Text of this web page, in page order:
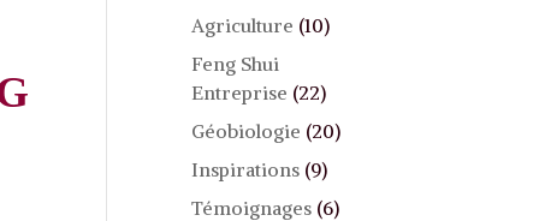
Agriculture (10)
Feng Shui
Entreprise (22)
Géobiologie (20)
Inspirations (9)
Témoignages (6)